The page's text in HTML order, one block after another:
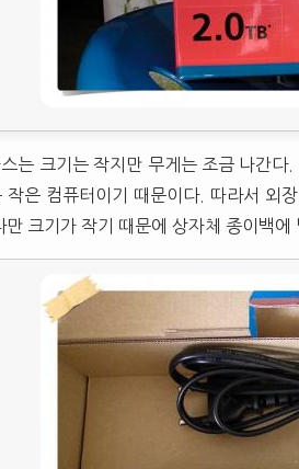
는 크기는 작지만 무게는 조금 나간
작은 컴퓨터이기 때문이다. 따라서 외
만 크기가 작기 때문에 상자체 종이백에